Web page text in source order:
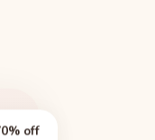
off